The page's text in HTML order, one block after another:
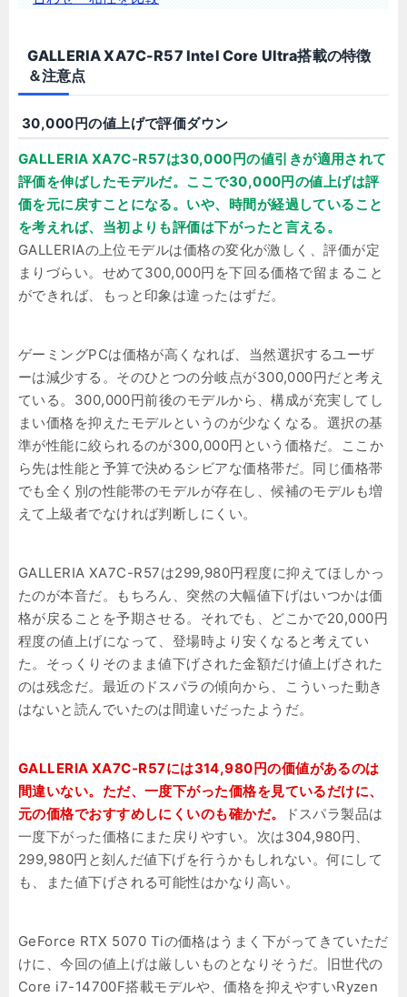
GALLERIA XA7C-R57 Intel Core Ultra搭載の特徴
＆注意点
30,000円の値上げで評価ダウン
GALLERIA XA7C-R57は30,000円の値引きが適用されて
評価を伸ばしたモデルだ。ここで30,000円の値上げは評
価を元に戻すことになる。いや、時間が経過していること
を考えれば、当初よりも評価は下がったと言える。
GALLERIAの上位モデルは価格の変化が激しく、評価が定
まりづらい。せめて300,000円を下回る価格で留まること
ができれば、もっと印象は違ったはずだ。
ゲーミングPCは価格が高くなれば、当然選択するユーザ
ーは減少する。そのひとつの分岐点が300,000円だと考え
ている。300,000円前後のモデルから、構成が充実してし
まい価格を抑えたモデルというのが少なくなる。選択の基
準が性能に絞られるのが300,000円という価格だ。ここか
ら先は性能と予算で決めるシビアな価格帯だ。同じ価格帯
でも全く別の性能帯のモデルが存在し、候補のモデルも増
えて上級者でなければ判断しにくい。
GALLERIA XA7C-R57は299,980円程度に抑えてほしかっ
たのが本音だ。もちろん、突然の大幅値下げはいつかは価
格が戻ることを予期させる。それでも、どこかで20,000円
程度の値上げになって、登場時より安くなると考えてい
た。そっくりそのまま値下げされた金額だけ値上げされた
のは残念だ。最近のドスパラの傾向から、こういった動き
はないと読んでいたのは間違いだったようだ。
GALLERIA XA7C-R57には314,980円の価値があるのは
間違いない。ただ、一度下がった価格を見ているだけに、
元の価格でおすすめしにくいのも確かだ。
ドスパラ製品は
一度下がった価格にまた戻りやすい。次は304,980円、
299,980円と刻んだ値下げを行うかもしれない。何にして
も、また値下げされる可能性はかなり高い。
GeForce RTX 5070 Tiの価格はうまく下がってきていただ
けに、今回の値上げは厳しいものとなりそうだ。旧世代の
Core i7-14700F搭載モデルや、価格を抑えやすいRyzen